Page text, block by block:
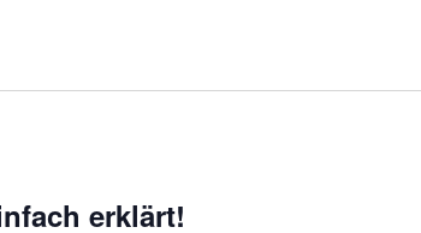
erklärt!